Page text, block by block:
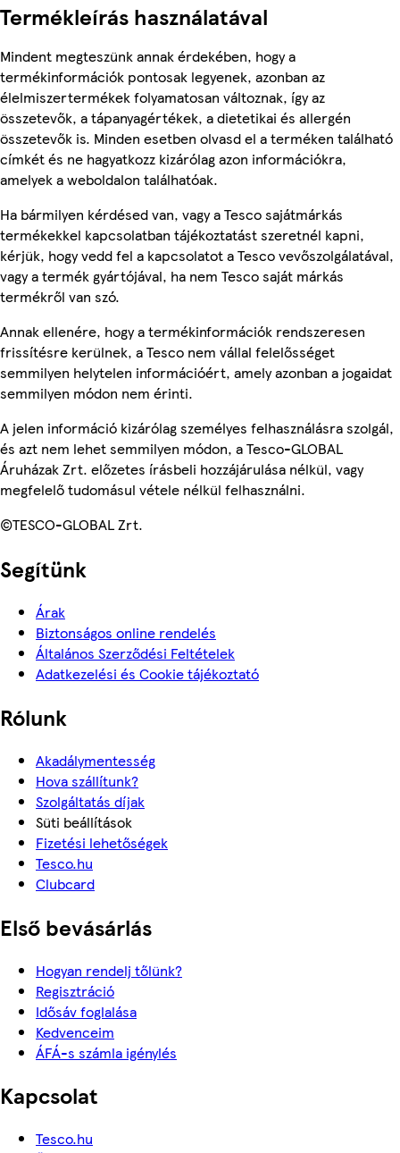
Termékleírás használatával
Mindent megteszünk annak érdekében, hogy a
termékinformációk pontosak legyenek, azonban az
élelmiszertermékek folyamatosan változnak, így az
összetevők, a tápanyagértékek, a dietetikai és allergén
összetevők is. Minden esetben olvasd el a terméken található
címkét és ne hagyatkozz kizárólag azon információkra,
amelyek a weboldalon találhatóak.
Ha bármilyen kérdésed van, vagy a Tesco sajátmárkás
termékekkel kapcsolatban tájékoztatást szeretnél kapni,
kérjük, hogy vedd fel a kapcsolatot a Tesco vevőszolgálatával,
vagy a termék gyártójával, ha nem Tesco saját márkás
termékről van szó.
Annak ellenére, hogy a termékinformációk rendszeresen
frissítésre kerülnek, a Tesco nem vállal felelősséget
semmilyen helytelen információért, amely azonban a jogaidat
semmilyen módon nem érinti.
A jelen információ kizárólag személyes felhasználásra szolgál,
és azt nem lehet semmilyen módon, a Tesco-GLOBAL
Áruházak Zrt. előzetes írásbeli hozzájárulása nélkül, vagy
megfelelő tudomásul vétele nélkül felhasználni.
©TESCO-GLOBAL Zrt.
Segítünk
Árak
Biztonságos online rendelés
Általános Szerződési Feltételek
Adatkezelési és Cookie tájékoztató
Rólunk
Akadálymentesség
Hova szállítunk?
Szolgáltatás díjak
Süti beállítások
Fizetési lehetőségek
Tesco.hu
Clubcard
Első bevásárlás
Hogyan rendelj tőlünk?
Regisztráció
Idősáv foglalása
Kedvenceim
ÁFÁ-s számla igénylés
Kapcsolat
Tesco.hu